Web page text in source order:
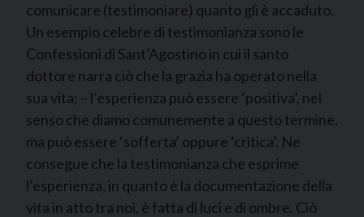
comunicare (testimoniare) quanto gli è accaduto.
Un esempio celebre di testimonianza sono le
Confessioni di Sant’Agostino in cui il santo
dottore narra ciò che la grazia ha operato nella
sua vita; – l’esperienza può essere ‘positiva’, nel
senso che diamo comunemente a questo termine,
ma può essere ‘sofferta’ oppure ‘critica’. Ne
consegue che la testimonianza che esprime
l’esperienza, in quanto è la documentazione della
vita in atto tra noi, è fatta di luci e di ombre. Ciò